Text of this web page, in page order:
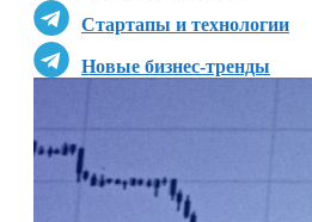
Стартапы и технологии
Новые бизнес-тренды